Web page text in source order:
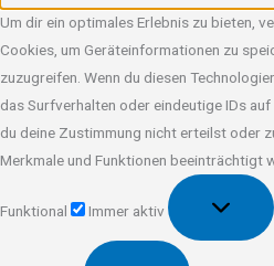
Um dir ein optimales Erlebnis zu bieten,
Cookies, um Geräteinformationen zu
zuzugreifen. Wenn du diesen
das Surfverhalten oder eindeutige IDs
du deine Zustimmung nicht erteilst oder
Merkmale und Funktionen beeinträchtigt
Funktional
Immer aktiv
Vorlieben